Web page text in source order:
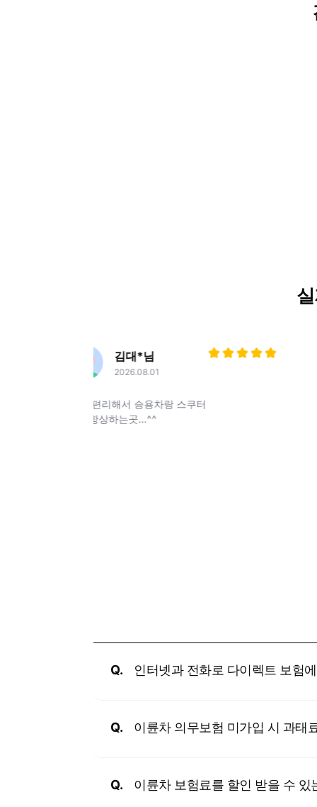
김대*님
2026.08.01
매번 편리해서 승용차랑 스쿠터
가입항상하는곳...^^
인터넷과 전화로 다이렉트 보험
이륜차 의무보험 미가입 시 과태
이륜차 보험료를 할인 받을 수 있